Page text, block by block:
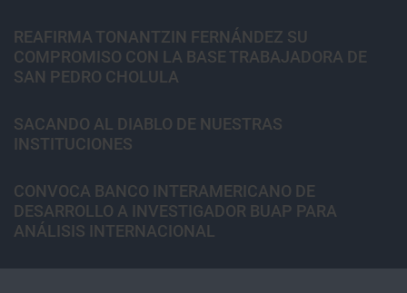
REAFIRMA TONANTZIN FERNÁNDEZ SU
COMPROMISO CON LA BASE TRABAJADORA DE
SAN PEDRO CHOLULA
SACANDO AL DIABLO DE NUESTRAS
INSTITUCIONES
CONVOCA BANCO INTERAMERICANO DE
DESARROLLO A INVESTIGADOR BUAP PARA
ANÁLISIS INTERNACIONAL